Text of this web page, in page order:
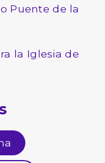
Puente de la
la Iglesia de